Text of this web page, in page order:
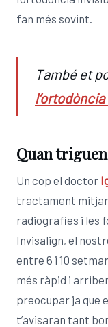
fan més sovint.
També et
Quan
Un cop el doctor
tractament
radiografies i les
Invisalign, el
entre 6 i 10
més ràpid i
preocupar ja que
t’avisaran tant